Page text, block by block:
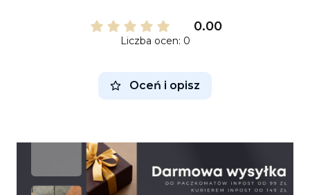
0.00
Liczba ocen: 0
Oceń i opisz